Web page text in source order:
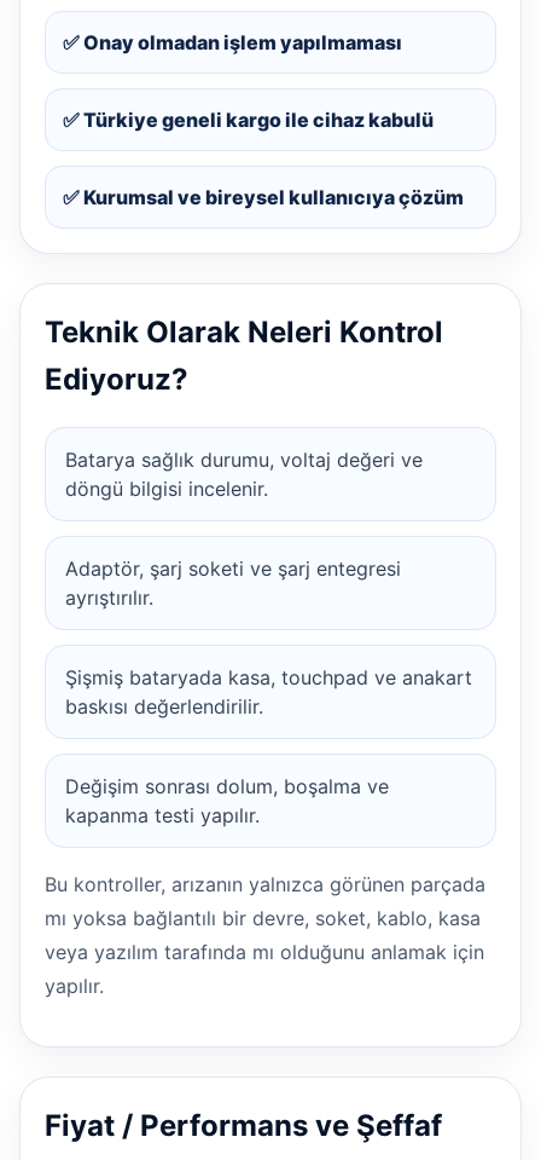
✅ Onay olmadan işlem yapılmaması
✅ Türkiye geneli kargo ile cihaz kabulü
✅ Kurumsal ve bireysel kullanıcıya çözüm
Teknik Olarak Neleri Kontrol
Ediyoruz?
Batarya sağlık durumu, voltaj değeri ve
döngü bilgisi incelenir.
Adaptör, şarj soketi ve şarj entegresi
ayrıştırılır.
Şişmiş bataryada kasa, touchpad ve anakart
baskısı değerlendirilir.
Değişim sonrası dolum, boşalma ve
kapanma testi yapılır.
Bu kontroller, arızanın yalnızca görünen parçada
mı yoksa bağlantılı bir devre, soket, kablo, kasa
veya yazılım tarafında mı olduğunu anlamak için
yapılır.
Fiyat / Performans ve Şeffaf